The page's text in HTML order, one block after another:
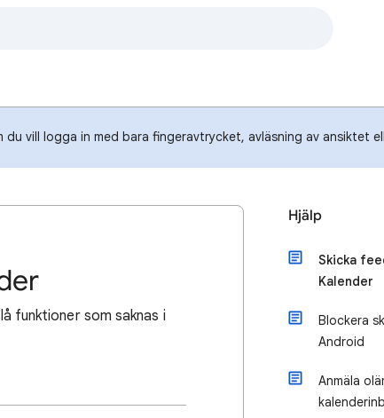
du vill logga in med bara fingeravtrycket, avläsning av ansiktet
funktioner som saknas i
Hjälp
Skicka
Kalender
Blockera
Android
Anmäla